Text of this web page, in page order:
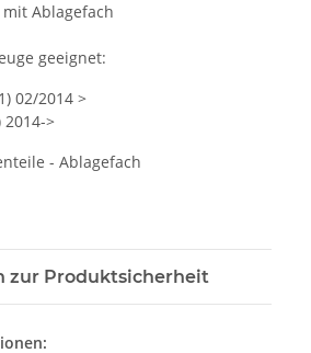
Ablagefach
geeignet:
02/2014 >
2014->
- Ablagefach
zur Produktsicherheit